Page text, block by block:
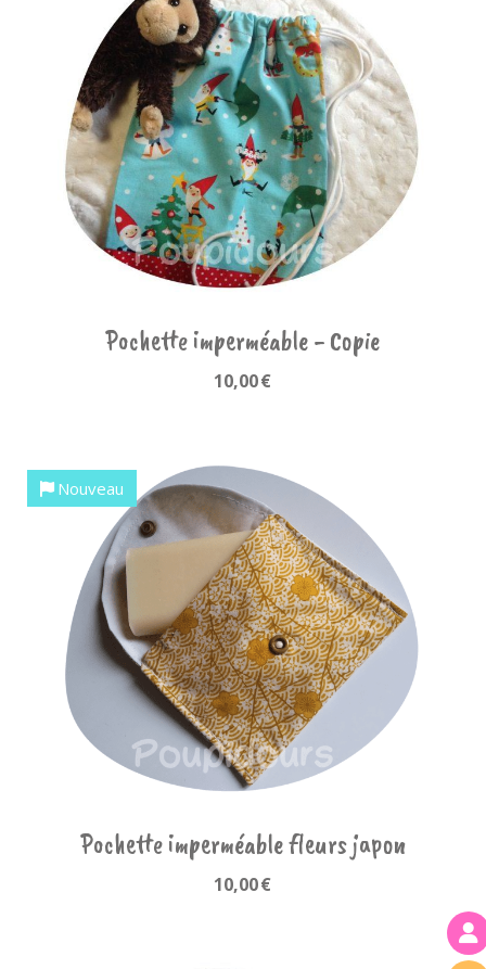
Pochette imperméable - Copie
10,00€
Nouveau
Pochette imperméable fleurs japon
10,00€